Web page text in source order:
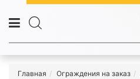
Главная Ограждения на заказ